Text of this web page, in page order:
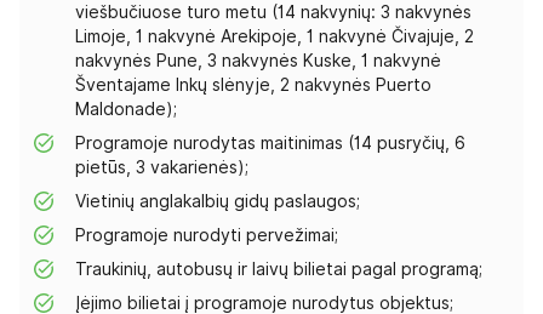
viešbučiuose turo metu (14 nakvynių: 3 nakvynės
Limoje, 1 nakvynė Arekipoje, 1 nakvynė Čivajuje, 2
nakvynės Pune, 3 nakvynės Kuske, 1 nakvynė
Šventajame Inkų slėnyje, 2 nakvynės Puerto
Maldonade);
Programoje nurodytas maitinimas (14 pusryčių, 6
pietūs, 3 vakarienės);
Vietinių anglakalbių gidų paslaugos;
Programoje nurodyti pervežimai;
Traukinių, autobusų ir laivų bilietai pagal programą;
Įėjimo bilietai į programoje nurodytus objektus;